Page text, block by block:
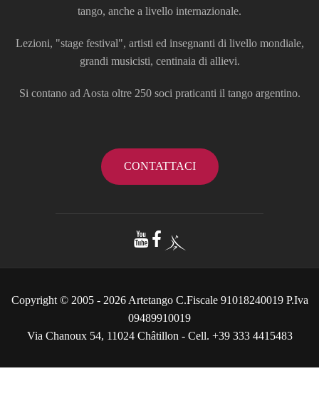
tango, anche a livello internazionale.
Lezioni, "stage festival", artisti ed insegnanti di livello mondiale,
grandi musicisti, centinaia di allievi.
Si contano ad Aosta oltre 250 soci praticanti il tango argentino.
CONTATTACI
Copyright © 2005 - 2026 Artetango C.Fiscale 91018240019 P.Iva
09489910019
Via Chanoux 54, 11024 Châtillon - Cell. +39 333 4415483